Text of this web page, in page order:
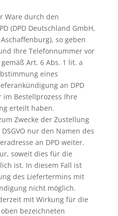
Ware durch den
(DPD Deutschland GmbH,
so geben
Ihre Telefonnummer vor
Art. 6 Abs. 1 lit. a
eines
an DPD
Bestellprozess Ihre
erteilt haben.
Zwecke der Zustellung
nur den Namen des
an DPD weiter.
soweit dies für die
ist. In diesem Fall ist
des Liefertermins mit
nicht möglich.
mit Wirkung für die
bezeichneten